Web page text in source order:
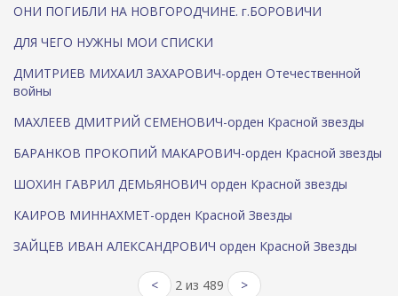
ОНИ ПОГИБЛИ НА НОВГОРОДЧИНЕ. г.БОРОВИЧИ
ДЛЯ ЧЕГО НУЖНЫ МОИ СПИСКИ
ДМИТРИЕВ МИХАИЛ ЗАХАРОВИЧ-орден Отечественной
войны
МАХЛЕЕВ ДМИТРИЙ СЕМЕНОВИЧ-орден Красной звезды
БАРАНКОВ ПРОКОПИЙ МАКАРОВИЧ-орден Красной звезды
ШОХИН ГАВРИЛ ДЕМЬЯНОВИЧ орден Красной звезды
КАИРОВ МИННАХМЕТ-орден Красной Звезды
ЗАЙЦЕВ ИВАН АЛЕКСАНДРОВИЧ орден Красной Звезды
< 2 из 489 >